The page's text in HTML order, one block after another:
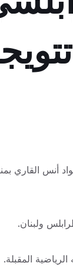
ولبنان.
المقبلة.